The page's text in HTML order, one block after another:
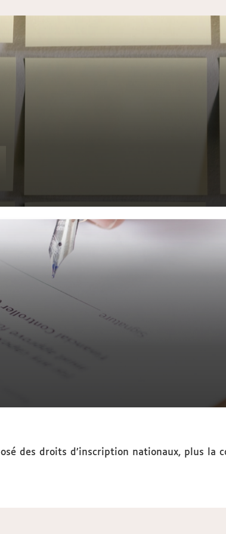
des droits d’inscription nationaux, plus la